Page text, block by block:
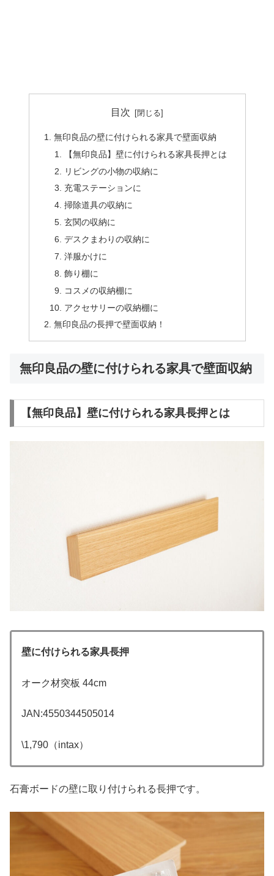
目次
無印良品の壁に付けられる家具で壁面収納
【無印良品】壁に付けられる家具長押とは
リビングの小物の収納に
充電ステーションに
掃除道具の収納に
玄関の収納に
デスクまわりの収納に
洋服かけに
飾り棚に
コスメの収納棚に
アクセサリーの収納棚に
無印良品の長押で壁面収納！
無印良品の壁に付けられる家具で壁面収納
【無印良品】壁に付けられる家具長押とは
壁に付けられる家具長押
オーク材突板 44cm
JAN:4550344505014
\1,790（intax）
石膏ボードの壁に取り付けられる長押です。